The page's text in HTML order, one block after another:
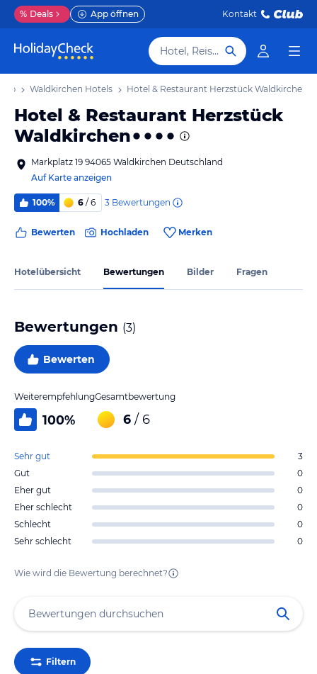
% Deals App öffnen Kontakt
Hotel, Reiseziel
Waldkirchen Hotels Hotel & Restaurant Herzstück Waldkirchen
Hotel & Restaurant Herzstück
Waldkirchen
Markplatz 19 94065 Waldkirchen Deutschland
Auf Karte anzeigen
100% 6 / 6 3 Bewertungen
Bewerten Hochladen Merken
Hotelübersicht Bewertungen Bilder Fragen
Bewertungen (3)
Bewerten
Weiterempfehlung
100%
Gesamtbewertung
6 / 6
Sehr gut
3
Gut
0
Eher gut
0
Eher schlecht
0
Schlecht
0
Sehr schlecht
0
Wie wird die Bewertung berechnet?
Filtern